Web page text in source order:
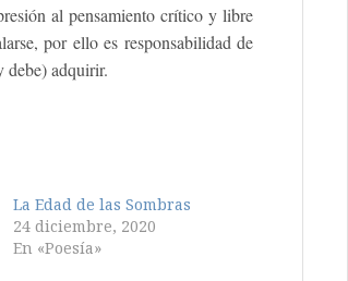
al pensamiento crítico y libre
por ello es responsabilidad de
debe) adquirir.
La Edad de las Sombras
24 diciembre, 2020
En «Poesía»